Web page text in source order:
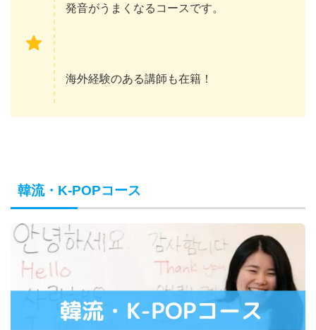
発音がうまくなるコースです。
海外経験のある講師も在籍！
韓流・K-POPコース